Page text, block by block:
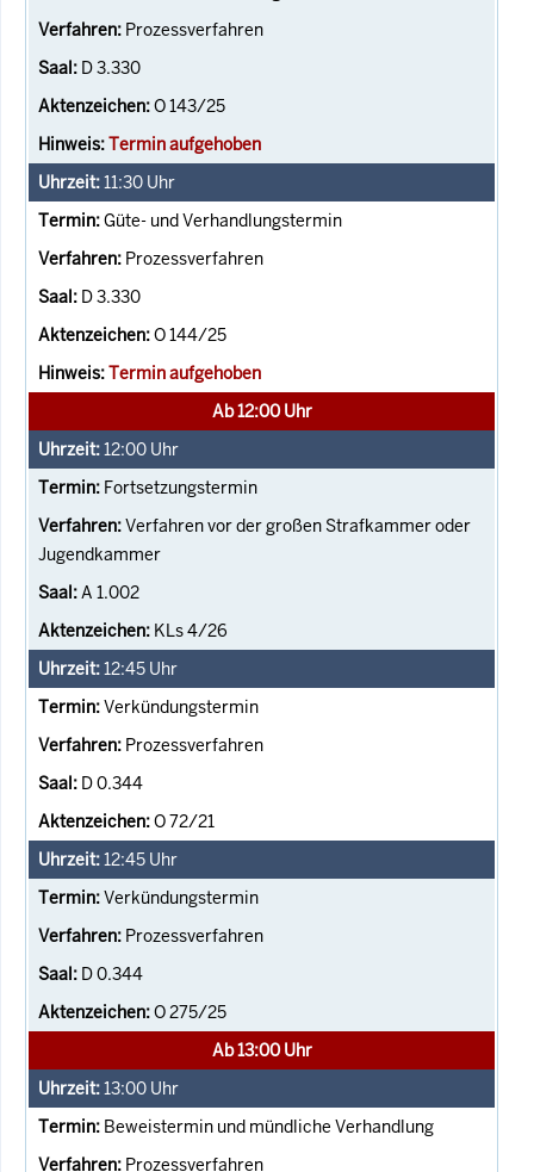
Prozessverfahren
D 3.330
O 143/25
Termin aufgehoben
11:30 Uhr
Güte- und Verhandlungstermin
Prozessverfahren
D 3.330
O 144/25
Termin aufgehoben
Ab 12:00 Uhr
12:00 Uhr
Fortsetzungstermin
Verfahren vor der großen Strafkammer oder
Jugendkammer
A 1.002
KLs 4/26
12:45 Uhr
Verkündungstermin
Prozessverfahren
D 0.344
O 72/21
12:45 Uhr
Verkündungstermin
Prozessverfahren
D 0.344
O 275/25
Ab 13:00 Uhr
13:00 Uhr
Beweistermin und mündliche Verhandlung
Prozessverfahren